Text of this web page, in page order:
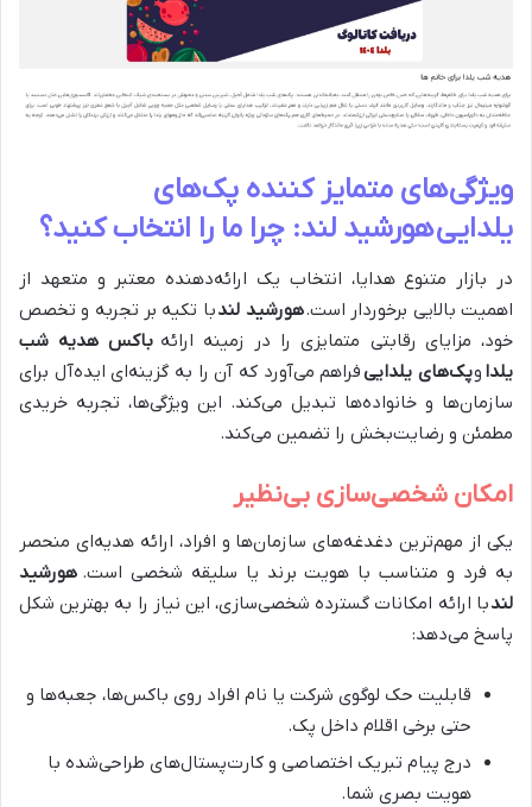
ویژگی‌های متمایز کننده پک‌های
یلداییهورشید لند: چرا ما را انتخاب کنید؟
در بازار متنوع هدایا، انتخاب یک ارائه‌دهنده معتبر و متعهد از
اهمیت بالایی برخوردار است.هورشید لندبا تکیه بر تجربه و تخصص
خود، مزایای رقابتی متمایزی را در زمینه ارائه باکس هدیه شب
یلدا وپک‌های یلداییفراهم می‌آورد که آن را به گزینه‌ای ایده‌آل برای
سازمان‌ها و خانواده‌ها تبدیل می‌کند. این ویژگی‌ها، تجربه خریدی
مطمئن و رضایت‌بخش را تضمین می‌کند.
امکان شخصی‌سازی بی‌نظیر
یکی از مهم‌ترین دغدغه‌های سازمان‌ها و افراد، ارائه هدیه‌ای منحصر
به فرد و متناسب با هویت برند یا سلیقه شخصی است. هورشید
لندبا ارائه امکانات گسترده شخصی‌سازی، این نیاز را به بهترین شکل
پاسخ می‌دهد:
قابلیت حک لوگوی شرکت یا نام افراد روی باکس‌ها، جعبه‌ها و
حتی برخی اقلام داخل پک.
درج پیام تبریک اختصاصی و کارت‌پستال‌های طراحی‌شده با
هویت بصری شما.